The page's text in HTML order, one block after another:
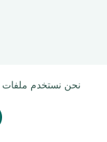
نحن نستخدم ملفات